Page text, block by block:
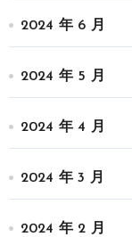
2024 年 6 月
2024 年 5 月
2024 年 4 月
2024 年 3 月
2024 年 2 月